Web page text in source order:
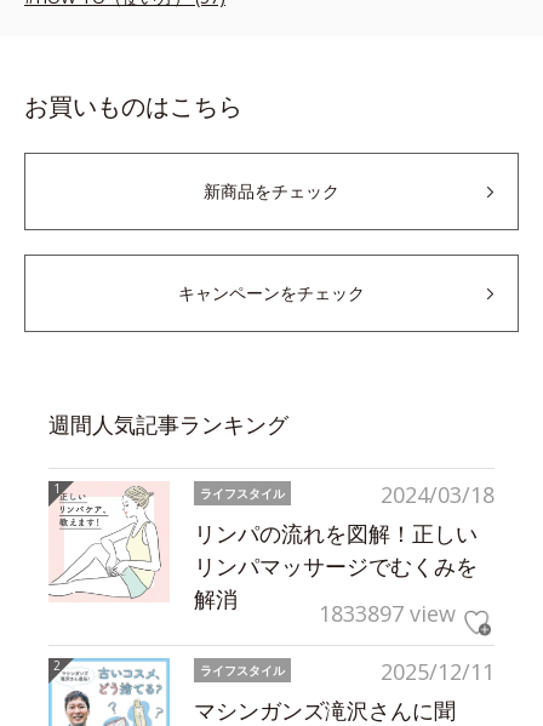
お買いものはこちら
新商品をチェック
キャンペーンをチェック
週間人気記事ランキング
2024/03/18
ライフスタイル
リンパの流れを図解！正しい
リンパマッサージでむくみを
解消
1833897 view
2025/12/11
ライフスタイル
マシンガンズ滝沢さんに聞